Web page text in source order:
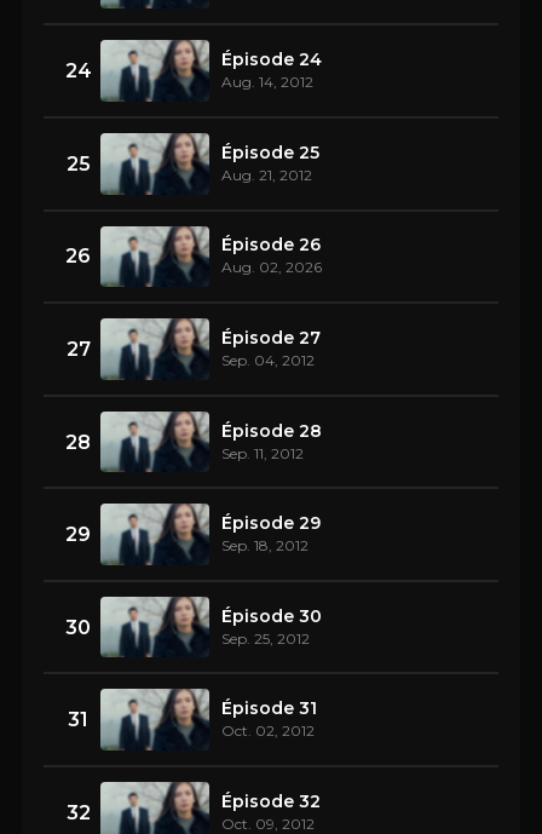
24 Épisode 24
Aug. 14, 2012
25 Épisode 25
Aug. 21, 2012
26 Épisode 26
Aug. 02, 2026
27 Épisode 27
Sep. 04, 2012
28 Épisode 28
Sep. 11, 2012
29 Épisode 29
Sep. 18, 2012
30 Épisode 30
Sep. 25, 2012
31 Épisode 31
Oct. 02, 2012
32 Épisode 32
Oct. 09, 2012